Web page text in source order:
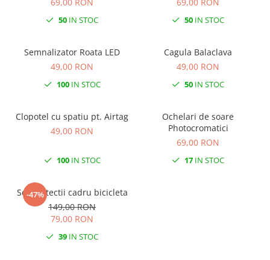
Ureche cadru
Disc frana
50 IN STOC 50 IN STOC
Semnalizator Roata LED
49,00 RON
100IN STOC
Cagula Balaclava
49,00 RON
50 IN STOC
Clopotel cu spatiu pt. Airtag
49,00 RON
100IN STOC
Ochelari de soare
Photocromatici
69,00 RON
17 IN STOC
-47%
Set protectii cadru bicicleta
149,00 RON
79,00 RON
39 IN STOC